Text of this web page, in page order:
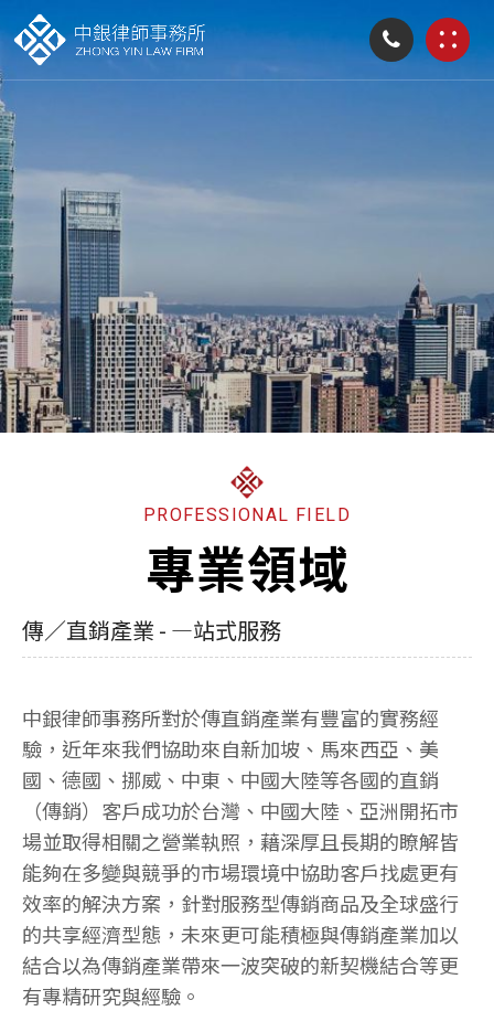
PROFESSIONAL FIELD
專業領域
傳／直銷產業 - —站式服務
中銀律師事務所對於傳直銷產業有豐富的實務經
驗，近年來我們協助來自新加坡、馬來西亞、美
國、德國、挪威、中東、中國大陸等各國的直銷
（傳銷）客戶成功於台灣、中國大陸、亞洲開拓市
場並取得相關之營業執照，藉深厚且長期的瞭解皆
能夠在多變與競爭的市場環境中協助客戶找處更有
效率的解決方案，針對服務型傳銷商品及全球盛行
的共享經濟型態，未來更可能積極與傳銷產業加以
結合以為傳銷產業帶來一波突破的新契機結合等更
有專精研究與經驗。